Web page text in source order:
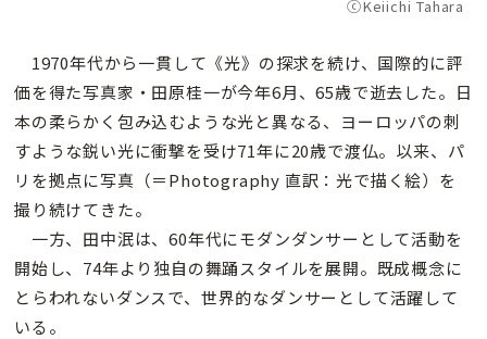
ⓒKeiichi Tahara
1970年代から一貫して《光》の探求を続け、国際的に評
価を得た写真家・田原桂一が今年6月、65歳で逝去した。日
本の柔らかく包み込むような光と異なる、ヨーロッパの刺
すような鋭い光に衝撃を受け71年に20歳で渡仏。以来、パ
リを拠点に写真（＝Photography 直訳：光で描く絵）を
撮り続けてきた。
一方、田中泯は、60年代にモダンダンサーとして活動を
開始し、74年より独自の舞踊スタイルを展開。既成概念に
とらわれないダンスで、世界的なダンサーとして活躍して
いる。